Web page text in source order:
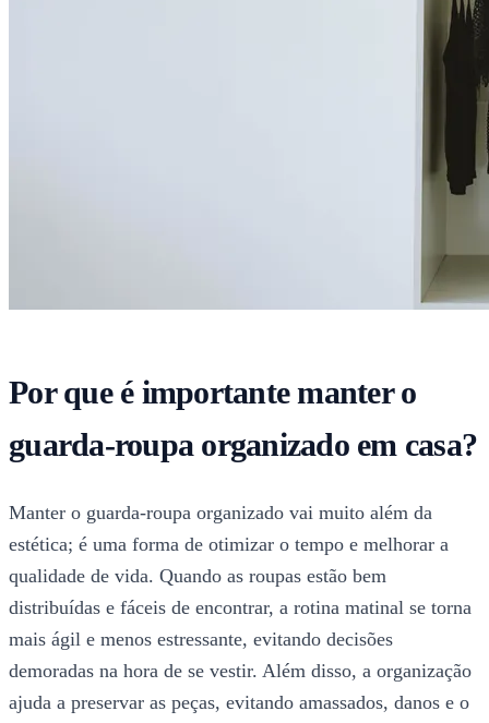
Por que é importante manter o
guarda-roupa organizado em casa?
Manter o guarda-roupa organizado vai muito além da
estética; é uma forma de otimizar o tempo e melhorar a
qualidade de vida. Quando as roupas estão bem
distribuídas e fáceis de encontrar, a rotina matinal se torna
mais ágil e menos estressante, evitando decisões
demoradas na hora de se vestir. Além disso, a organização
ajuda a preservar as peças, evitando amassados, danos e o